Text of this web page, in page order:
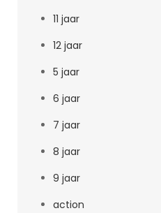
11 jaar
12 jaar
5 jaar
6 jaar
7 jaar
8 jaar
9 jaar
action